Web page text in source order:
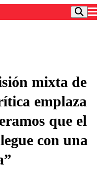
mixta de
emplaza
que el
con una